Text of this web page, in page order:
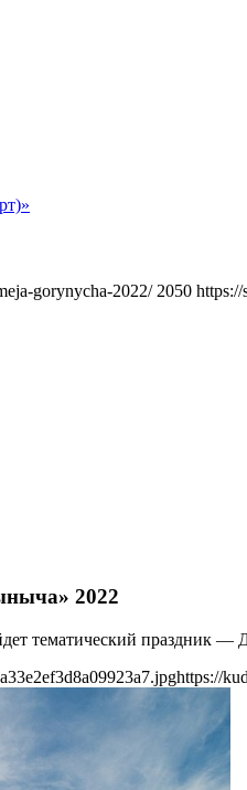
gorynycha-2022/ 2050 https://
2022
тематический праздник
https://